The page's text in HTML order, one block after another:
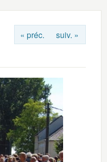
« préc. suiv. »